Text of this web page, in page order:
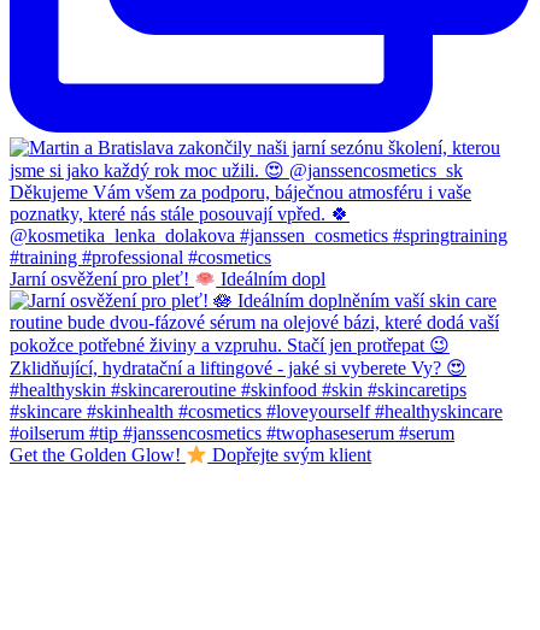
Jarní osvěžení pro pleť! Ideálním dopl
Get the Golden Glow! Dopřejte svým klient